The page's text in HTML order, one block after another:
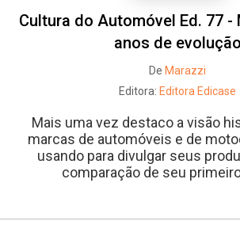
Cultura do Automóvel Ed. 77 -
anos de evolução
De Marazzi
Editora: Editora Edicase
Mais uma vez destaco a visão
marcas de automóveis e de
usando para divulgar seus
comparação de seu